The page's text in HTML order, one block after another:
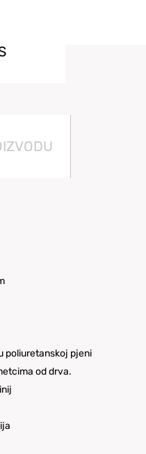
poliuretanskoj pjeni
od drva.